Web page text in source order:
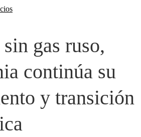
gas ruso,
continúa su
y transición